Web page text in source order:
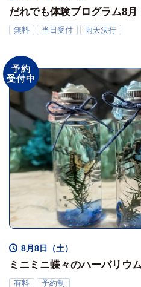
だれでも体験プログラム8
う！」
無料 当日受付 雨天決行
予約
受付中
8月8日（土）
ミニミニ蝶々のハーバリウ
有料 予約制